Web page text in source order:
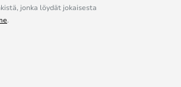
jonka löydät jokaisesta
.